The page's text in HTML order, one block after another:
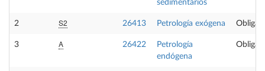
sedimentarios
2 S2 26413 Petrología exógena
3 A 26422
Petrología
endógena